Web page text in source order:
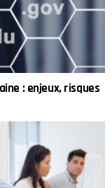
: enjeux, risques